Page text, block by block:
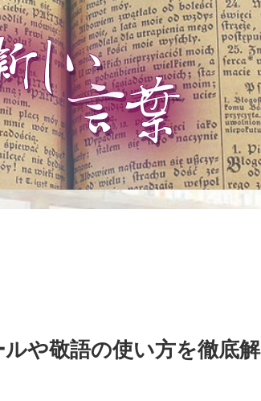
や敬語の使い方を徹底解